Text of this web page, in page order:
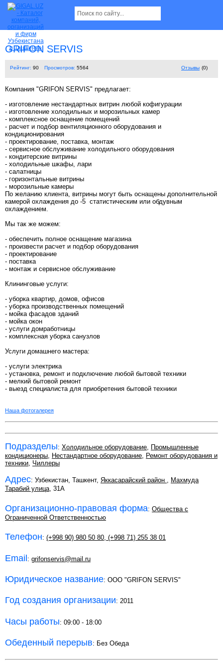
GRIFON SERVIS
Рейтинг: 90 Просмотров: 5564 Отзывы (0)
Компания "GRIFON SERVIS" предлагает:
- изготовление нестандартных витрин любой кофигурации
- изготовление холодильных и морозильных камер
- комплексное оснащение помещений
- расчет и подбор вентиляционного оборудования и
кондиционирования
- проектирование, поставка, монтаж
- сервисное обслуживание холодильного оборудования
- кондитерские витрины
- холодильные шкафы, лари
- салатницы
- горизонтальные витрины
- морозильные камеры
По желанию клиента, витрины могут быть оснащены дополнительной
камерой охлаждения до -5 статистическим или обдувным
охлаждением.
Мы так же можем:
- обеспечить полное оснащение магазина
- произвести расчет и подбор оборудования
- проектирование
- поставка
- монтаж и сервисное обслуживание
Клининговые услуги:
- уборка квартир, домов, офисов
- уборка производственных помещений
- мойка фасадов зданий
- мойка окон
- услуги домработницы
- комплексная уборка санузлов
Услуги домашнего мастера:
- услуги электрика
- установка, ремонт и подключение любой бытовой техники
- мелкий бытовой ремонт
- выезд специалиста для приобретения бытовой техники
Наша фотогалерея
Подразделы: Холодильное оборудование, Промышленные
кондиционеры, Нестандартное оборудование, Ремонт оборудования и
техники, Чиллеры
Адрес: Узбекистан, Ташкент, Яккасарайский район , Махмуда
Тарабий улица, 31A
Организационно-правовая форма: Общества с
Ограниченной Ответственностью
Телефон: (+998 90) 980 50 80, (+998 71) 255 38 01
Email: grifonservis@mail.ru
Юридическое название: ООО "GRIFON SERVIS"
Год создания организации: 2011
Часы работы: 09:00 - 18:00
Обеденный перерыв: Без Обеда